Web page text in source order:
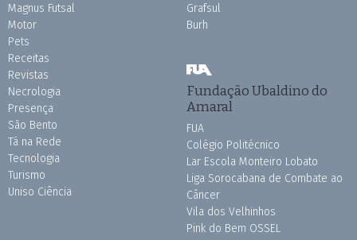
Magnus Futsal
Motor
Pets
Receitas
Revistas
Necrologia
Presença
São Bento
Tá na Rede
Tecnologia
Turismo
Uniso Ciência
Grafsul
Burh
Fundação Ubaldino do
Amaral
FUA
Colégio Politécnico
Lar Escola Monteiro Lobato
Liga Sorocabana de Combate ao
Câncer
Vila dos Velhinhos
Pink do Bem OSSEL